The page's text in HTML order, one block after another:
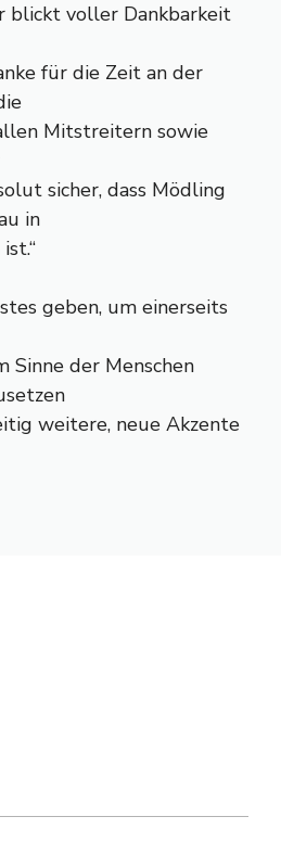
blickt voller Dankbarkeit
für die Zeit an der
Mitstreitern sowie
sicher, dass Mödling
in
geben, um einerseits
Sinne der Menschen
weitere, neue Akzente